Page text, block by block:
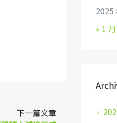
下一篇文章
2025
« 1 月